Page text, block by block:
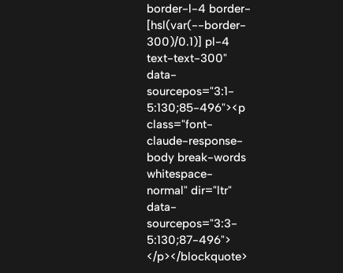
border-l-4 border-
[hsl(var(--border-
300)/0.1)] pl-4
text-text-300"
data-
sourcepos="3:1-
5:130;85-496"><p
class="font-
claude-response-
body break-words
whitespace-
normal" dir="ltr"
data-
sourcepos="3:3-
5:130;87-496">
</p></blockquote>